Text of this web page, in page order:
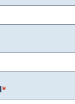
fenêtre.)
*